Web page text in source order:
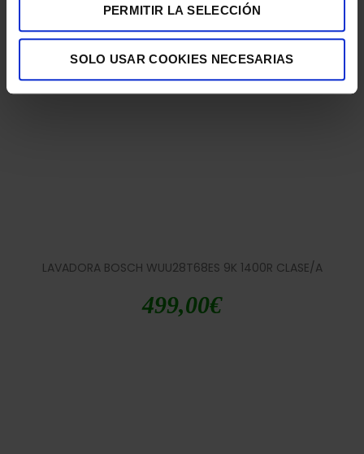
PERMITIR LA SELECCIÓN
SOLO USAR COOKIES NECESARIAS
LAVADORA BOSCH WUU28T63ES 8K 1400R BLANCA CLASE/A
458,35€
LAVADORA BOSCH WUU28T68ES 9K 1400R CLASE/A
499,00€